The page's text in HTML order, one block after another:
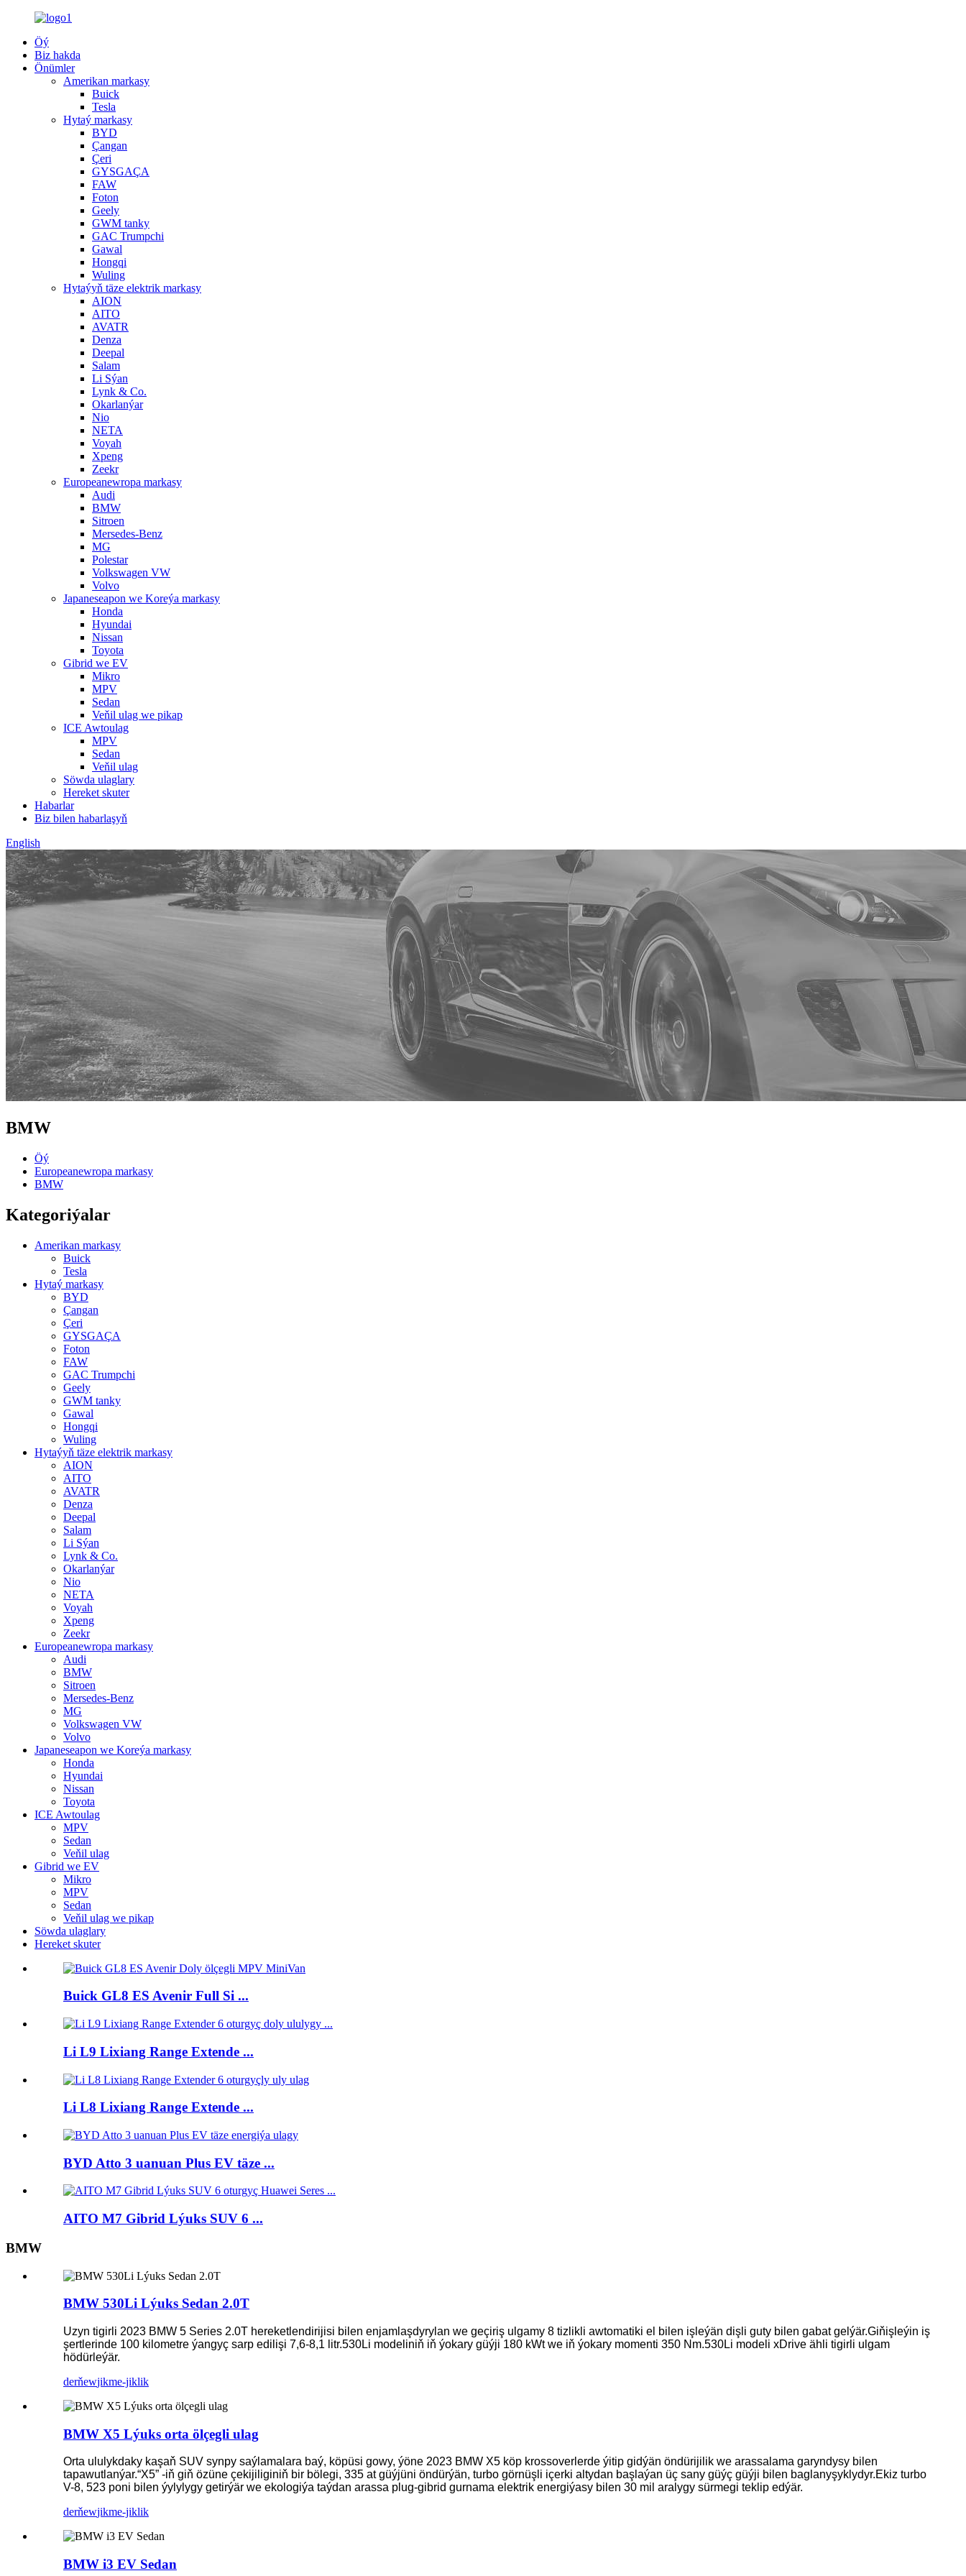
Öý
Biz hakda
Önümler
Amerikan markasy
Buick
Tesla
Hytaý markasy
BYD
Çangan
Çeri
GYSGAÇA
FAW
Foton
Geely
GWM tanky
GAC Trumpchi
Gawal
Hongqi
Wuling
Hytaýyň täze elektrik markasy
AION
AITO
AVATR
Denza
Deepal
Salam
Li Sýan
Lynk & Co.
Okarlanýar
Nio
NETA
Voyah
Xpeng
Zeekr
Europeanewropa markasy
Audi
BMW
Sitroen
Mersedes-Benz
MG
Polestar
Volkswagen VW
Volvo
Japaneseapon we Koreýa markasy
Honda
Hyundai
Nissan
Toyota
Gibrid we EV
Mikro
MPV
Sedan
Veňil ulag we pikap
ICE Awtoulag
MPV
Sedan
Veňil ulag
Söwda ulaglary
Hereket skuter
Habarlar
Biz bilen habarlaşyň
English
BMW
Öý
Europeanewropa markasy
BMW
Kategoriýalar
Amerikan markasy
Buick
Tesla
Hytaý markasy
BYD
Çangan
Çeri
GYSGAÇA
Foton
FAW
GAC Trumpchi
Geely
GWM tanky
Gawal
Hongqi
Wuling
Hytaýyň täze elektrik markasy
AION
AITO
AVATR
Denza
Deepal
Salam
Li Sýan
Lynk & Co.
Okarlanýar
Nio
NETA
Voyah
Xpeng
Zeekr
Europeanewropa markasy
Audi
BMW
Sitroen
Mersedes-Benz
MG
Volkswagen VW
Volvo
Japaneseapon we Koreýa markasy
Honda
Hyundai
Nissan
Toyota
ICE Awtoulag
MPV
Sedan
Veňil ulag
Gibrid we EV
Mikro
MPV
Sedan
Veňil ulag we pikap
Söwda ulaglary
Hereket skuter
Buick GL8 ES Avenir Full Si ...
Li L9 Lixiang Range Extende ...
Li L8 Lixiang Range Extende ...
BYD Atto 3 uanuan Plus EV täze ...
AITO M7 Gibrid Lýuks SUV 6 ...
BMW
BMW 530Li Lýuks Sedan 2.0T
Uzyn tigirli 2023 BMW 5 Series 2.0T hereketlendirijisi bilen enjamlaşdyrylan we geçiriş ulgamy 8 tizlikli awtomatiki el bilen işleýän dişli guty bilen gabat gelýär.Giňişleýin iş
şertlerinde 100 kilometre ýangyç sarp edilişi 7,6-8,1 litr.530Li modeliniň iň ýokary güýji 180 kWt we iň ýokary momenti 350 Nm.530Li modeli xDrive ähli tigirli ulgam
hödürleýär.
derňewjikme-jiklik
BMW X5 Lýuks orta ölçegli ulag
Orta ululykdaky kaşaň SUV synpy saýlamalara baý, köpüsi gowy, ýöne 2023 BMW X5 köp krossoverlerde ýitip gidýän öndürijilik we arassalama garyndysy bilen
tapawutlanýar.“X5” -iň giň özüne çekijiliginiň bir bölegi, 335 at güýjüni öndürýän, turbo görnüşli içerki altydan başlaýan üç sany güýç güýji bilen baglanyşyklydyr.Ekiz turbo
V-8, 523 poni bilen ýylylygy getirýär we ekologiýa taýdan arassa plug-gibrid gurnama elektrik energiýasy bilen 30 mil aralygy sürmegi teklip edýär.
derňewjikme-jiklik
BMW i3 EV Sedan